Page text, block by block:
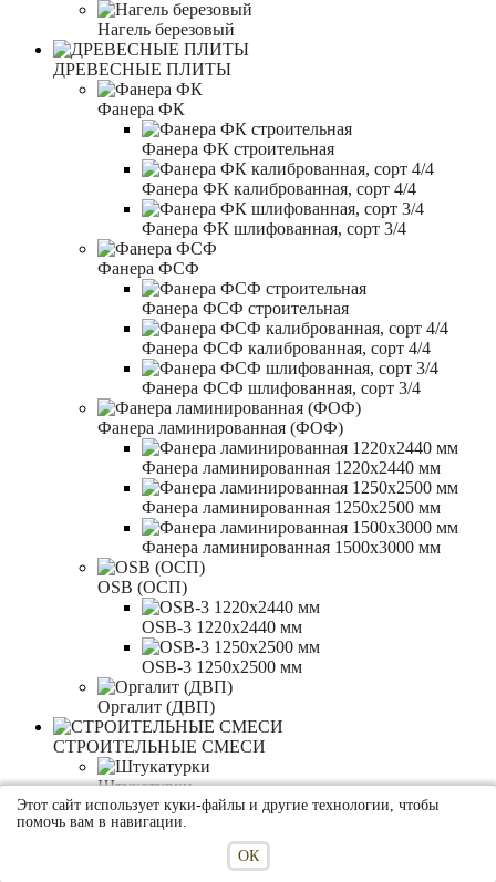
Нагель березовый
ДРЕВЕСНЫЕ ПЛИТЫ
Фанера ФК
Фанера ФК строительная
Фанера ФК калиброванная, сорт 4/4
Фанера ФК шлифованная, сорт 3/4
Фанера ФСФ
Фанера ФСФ строительная
Фанера ФСФ калиброванная, сорт 4/4
Фанера ФСФ шлифованная, сорт 3/4
Фанера ламинированная (ФОФ)
Фанера ламинированная 1220x2440 мм
Фанера ламинированная 1250x2500 мм
Фанера ламинированная 1500x3000 мм
OSB (ОСП)
OSB-3 1220x2440 мм
OSB-3 1250x2500 мм
Оргалит (ДВП)
СТРОИТЕЛЬНЫЕ СМЕСИ
Штукатурки
Выравнивающие штукатурки
Декоративные штукатурки
Этот сайт использует куки-файлы и другие технологии, чтобы
помочь вам в навигации.
ОК